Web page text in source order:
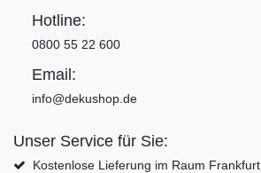
Hotline:
0800 55 22 600
Email:
info@dekushop.de
Unser Service für Sie:
Kostenlose Lieferung im Raum Frankfurt